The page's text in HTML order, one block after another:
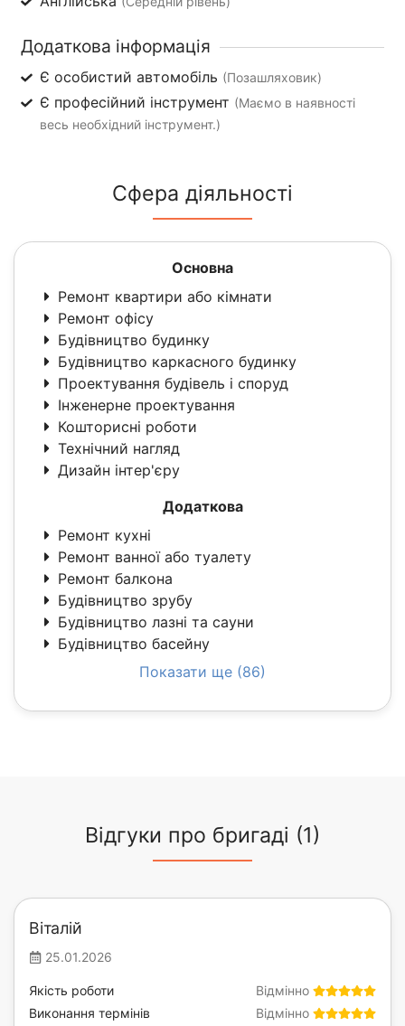
Додаткова інформація
Є особистий автомобіль (Позашляховик)
Є професійний інструмент (Маємо в наявності
весь необхідний інструмент.)
Сфера діяльності
Основна
Ремонт квартири або кімнати
Ремонт офісу
Будівництво будинку
Будівництво каркасного будинку
Проектування будівель і споруд
Інженерне проектування
Кошторисні роботи
Технічний нагляд
Дизайн інтер'єру
Додаткова
Ремонт кухні
Ремонт ванної або туалету
Ремонт балкона
Будівництво зрубу
Будівництво лазні та сауни
Будівництво басейну
Показати ще (86)
Відгуки про бригаді (1)
Віталій
25.01.2026
Відмінно
Якість роботи
Відмінно
Виконання термінів